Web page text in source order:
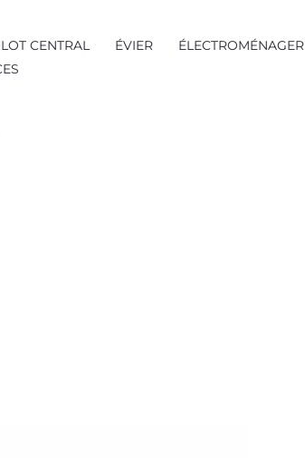
CENTRAL ÉVIER ÉLECTROMÉNAGER